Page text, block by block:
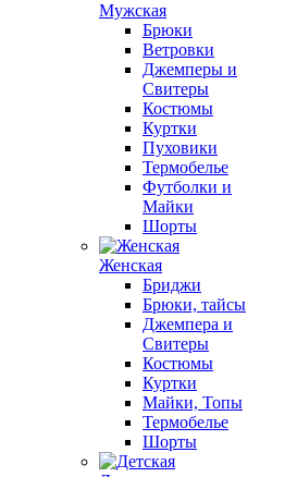
Мужская
Брюки
Ветровки
Джемперы и
Свитеры
Костюмы
Куртки
Пуховики
Термобелье
Футболки и
Майки
Шорты
Женская
Бриджи
Брюки, тайсы
Джемпера и
Свитеры
Костюмы
Куртки
Майки, Топы
Термобелье
Шорты